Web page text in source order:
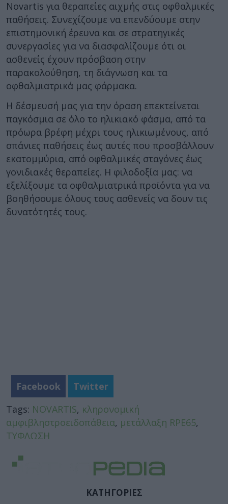
Novartis για θεραπείες αιχμής στις οφθαλμικές
παθήσεις. Συνεχίζουμε να επενδύουμε στην
επιστημονική έρευνα και σε στρατηγικές
συνεργασίες για να διασφαλίζουμε ότι οι
ασθενείς έχουν πρόσβαση στην
παρακολούθηση, τη διάγνωση και τα
οφθαλμιατρικά μας φάρμακα.
Η δέσμευσή μας για την όραση επεκτείνεται
παγκόσμια σε όλο το ηλικιακό φάσμα, από τα
πρόωρα βρέφη μέχρι τους ηλικιωμένους, από
σπάνιες παθήσεις έως αυτές που προσβάλλουν
εκατομμύρια, από οφθαλμικές σταγόνες έως
γονιδιακές θεραπείες. Η φιλοδοξία μας: να
εξελίξουμε τα οφθαλμιατρικά προϊόντα για να
βοηθήσουμε όλους τους ασθενείς να δουν τις
δυνατότητές τους.
Facebook
Twitter
Tags: NOVARTIS, κληρονομική
αμφιβληστροειδοπάθεια, μετάλλαξη RPE65,
ΤΥΦΛΩΣΗ
ΚΑΤΗΓΟΡΙΕΣ